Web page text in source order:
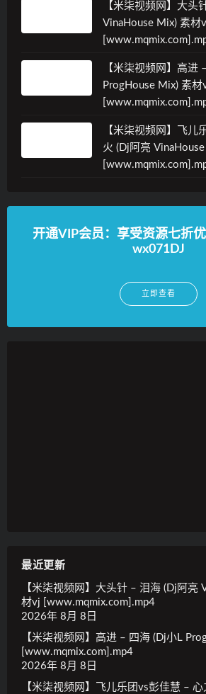
【米柒视频网】大头
VinaHouse Mix) 素材
【米柒视频网】高进
ProgHouse Mix) 素材
【米柒视频网】飞儿
火 (Dj阿亮
开通VIP会员：享受资源七折优
wx071DJ
立即查看
最近更新
【米柒视频网】大头针 – 泪海 (Dj阿亮
材vj [www.mqmix.com].mp4
2026年 8月 8日
【米柒视频网】高进 – 四海 (Dj小L
[www.mqmix.com].mp4
2026年 8月 8日
【米柒视频网】飞儿乐团vs彭佳慧 –